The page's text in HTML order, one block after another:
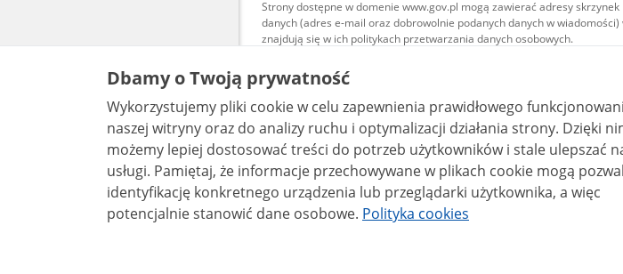
Strony dostępne w domenie www.gov.pl mogą zawierać adresy
danych (adres e-mail oraz dobrowolnie podanych danych w
znajdują się w ich politykach przetwarzania danych osobowych.
Treści tekstowe publikowane w serwisie (z wyłączeniem
udostępniane na licencji typu Creative Commons: uznanie
warunkach 4.0 (CC BY-SA 4.0). Materiały audiowizualne,
są udostępniane na licencji typu Creative Commons:
bez utworów zależnych 4.0 (CC BY-NC-ND 4.0), o ile nie
Dbamy o Twoją prywatność
Wykorzystujemy pliki cookie w celu zapewnienia prawidłowego
naszej witryny oraz do analizy ruchu i optymalizacji działania strony. Dzięki nim
możemy lepiej dostosować treści do potrzeb użytkowników i stale ulepszać
usługi. Pamiętaj, że informacje przechowywane w plikach cookie mogą pozwalać na
identyfikację konkretnego urządzenia lub przeglądarki użytkownika, a więc
potencjalnie stanowić dane osobowe. Polityka cookies